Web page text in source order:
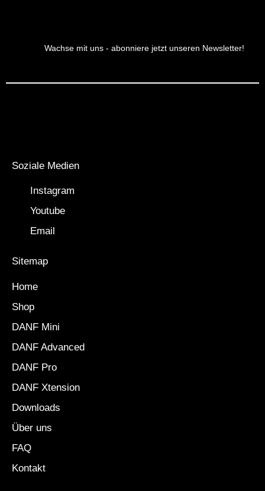
Wachse mit uns - abonniere jetzt unseren Newsletter!
Soziale Medien
Instagram
Youtube
Email
Sitemap
Home
Shop
DANF Mini
DANF Advanced
DANF Pro
DANF Xtension
Downloads
Über uns
FAQ
Kontakt